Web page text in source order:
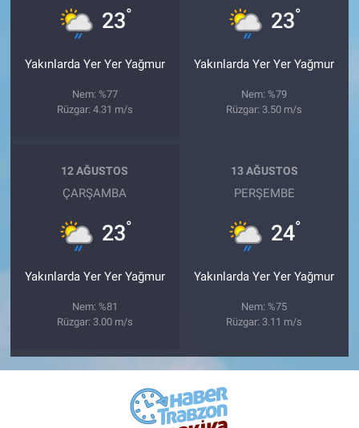
23°
Yakınlarda Yer Yer Yağmur
Nem: %77
Rüzgar: 4.31 m/s
23°
Yakınlarda Yer Yer Yağmur
Nem: %79
Rüzgar: 3.50 m/s
12 AĞUSTOS
ÇARŞAMBA
23°
Yakınlarda Yer Yer Yağmur
Nem: %81
Rüzgar: 3.00 m/s
13 AĞUSTOS
PERŞEMBE
24°
Yakınlarda Yer Yer Yağmur
Nem: %75
Rüzgar: 3.11 m/s